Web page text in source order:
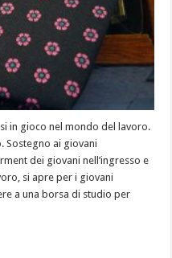
in gioco nel mondo del lavoro.
Sostegno ai giovani
dei giovani nell’ingresso e
si apre per i giovani
a una borsa di studio per